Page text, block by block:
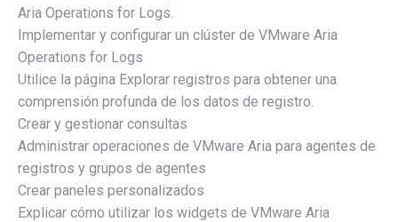
Aria Operations for Logs.
Implementar y configurar un clúster de VMware Aria
Operations for Logs
Utilice la página Explorar registros para obtener una
comprensión profunda de los datos de registro.
Crear y gestionar consultas
Administrar operaciones de VMware Aria para agentes de
registros y grupos de agentes
Crear paneles personalizados
Explicar cómo utilizar los widgets de VMware Aria